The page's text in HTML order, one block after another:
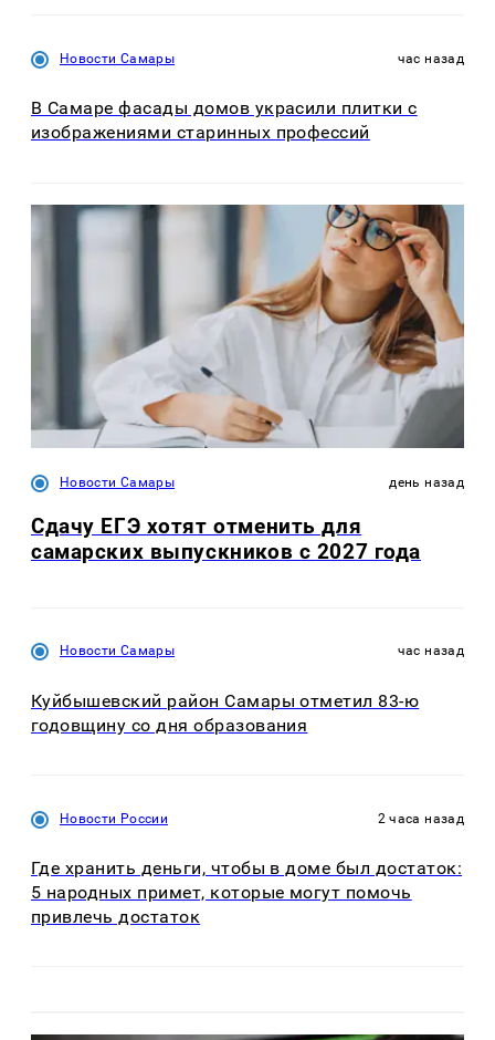
Новости Самары час назад
В Самаре фасады домов украсили плитки с
изображениями старинных профессий
Новости Самары день назад
Сдачу ЕГЭ хотят отменить для
самарских выпускников с 2027 года
Новости Самары час назад
Куйбышевский район Самары отметил 83-ю
годовщину со дня образования
Новости России 2 часа назад
Где хранить деньги, чтобы в доме был достаток:
5 народных примет, которые могут помочь
привлечь достаток